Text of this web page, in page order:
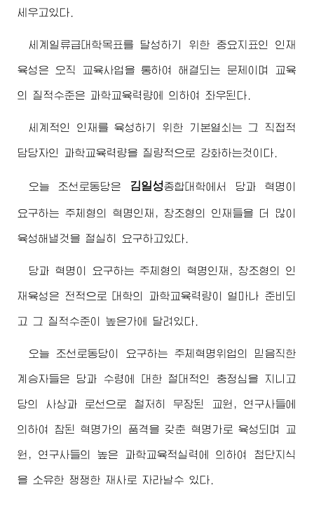
세우고있다.
세계일류급대학목표를 달성하기 위한 중요지표인 인재
육성은 오직 교육사업을 통하여 해결되는 문제이며 교육
의 질적수준은 과학교육력량에 의하여 좌우된다.
세계적인 인재를 육성하기 위한 기본열쇠는 그 직접적
담당자인 과학교육력량을 질량적으로 강화하는것이다.
오늘 조선로동당은 김일성종합대학에서 당과 혁명이
요구하는 주체형의 혁명인재, 창조형의 인재들을 더 많이
육성해낼것을 절실히 요구하고있다.
당과 혁명이 요구하는 주체형의 혁명인재, 창조형의 인
재육성은 전적으로 대학의 과학교육력량이 얼마나 준비되
고 그 질적수준이 높은가에 달려있다.
오늘 조선로동당이 요구하는 주체혁명위업의 믿음직한
계승자들은 당과 수령에 대한 절대적인 충정심을 지니고
당의 사상과 로선으로 철저히 무장된 교원, 연구사들에
의하여 참된 혁명가의 품격을 갖춘 혁명가로 육성되며 교
원, 연구사들의 높은 과학교육적실력에 의하여 첨단지식
을 소유한 쟁쟁한 재사로 자라날수 있다.